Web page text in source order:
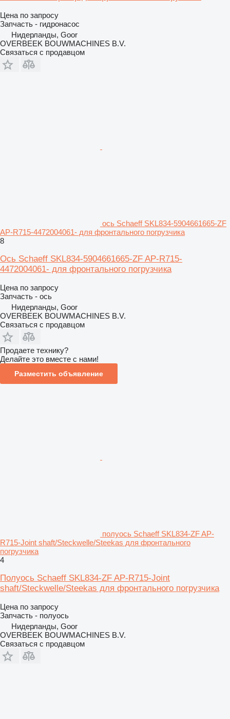
Цена по запросу
Запчасть - гидронасос
Нидерланды, Goor
OVERBEEK BOUWMACHINES B.V.
Связаться с продавцом
ось Schaeff SKL834-5904661665-ZF
AP-R715-4472004061- для фронтального погрузчика
8
Ось Schaeff SKL834-5904661665-ZF AP-R715-
4472004061- для фронтального погрузчика
Цена по запросу
Запчасть - ось
Нидерланды, Goor
OVERBEEK BOUWMACHINES B.V.
Связаться с продавцом
Продаете технику?
Делайте это вместе с нами!
Разместить объявление
полуось Schaeff SKL834-ZF AP-
R715-Joint shaft/Steckwelle/Steekas для фронтального
погрузчика
4
Полуось Schaeff SKL834-ZF AP-R715-Joint
shaft/Steckwelle/Steekas для фронтального погрузчика
Цена по запросу
Запчасть - полуось
Нидерланды, Goor
OVERBEEK BOUWMACHINES B.V.
Связаться с продавцом